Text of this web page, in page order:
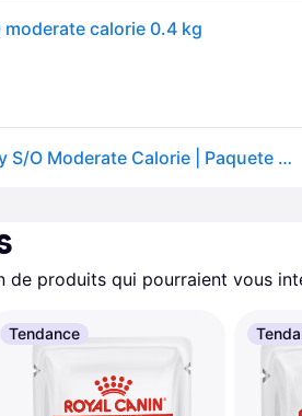
moderate calorie 0.4 kg
Royal Canin Veterinary Urinary S/O Moderate Calorie | Paquete Triple | 3 x 400 g | Nourriture sèche pour Chats | pour Le Soutien en Cas de Cristaux de Struvite | Teneur énergétique modérée
de produits qui pourraient vous
Tendance